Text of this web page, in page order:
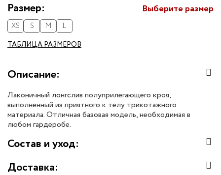
Размер:
XS S M
L
ТАБЛИЦА РАЗМЕРОВ
Выберите размер
Описание:
Лаконичный лонгслив полуприлегающего кроя,
выполненный из приятного к телу трикотажного
материала. Отличная базовая модель, необходимая в
любом гардеробе.
Состав и уход:
Доставка: